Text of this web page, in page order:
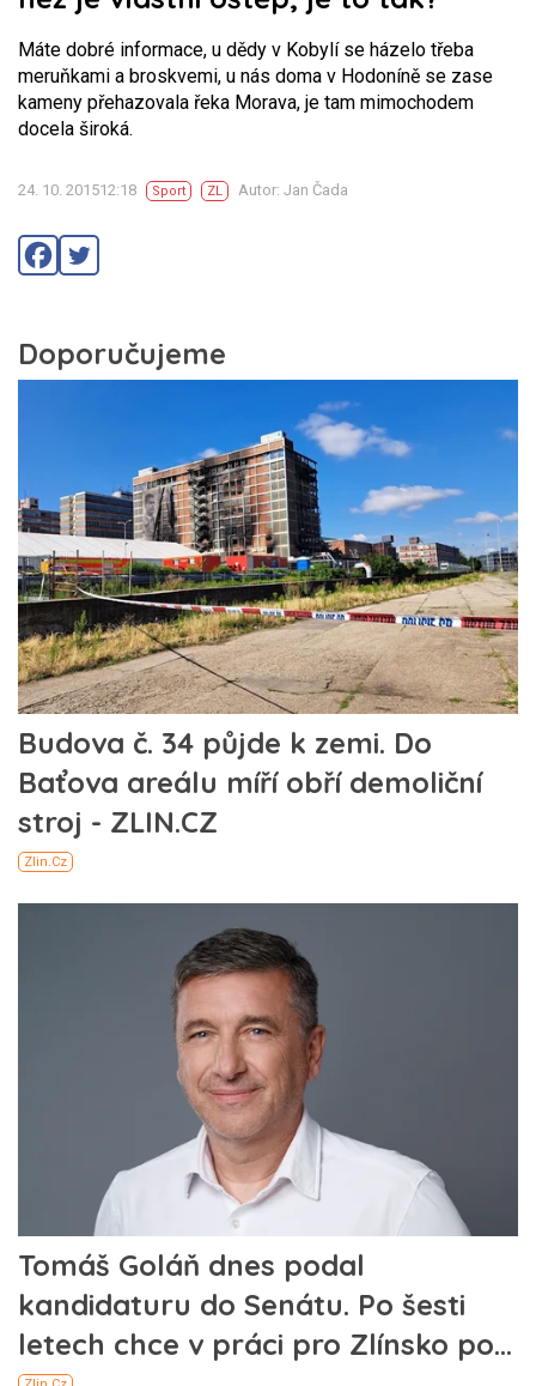
Máte dobré informace, u dědy v Kobylí se házelo třeba
meruňkami a broskvemi, u nás doma v Hodoníně se zase
kameny přehazovala řeka Morava, je tam mimochodem
docela široká.
24. 10. 201512:18 Sport ZL Autor: Jan Čada